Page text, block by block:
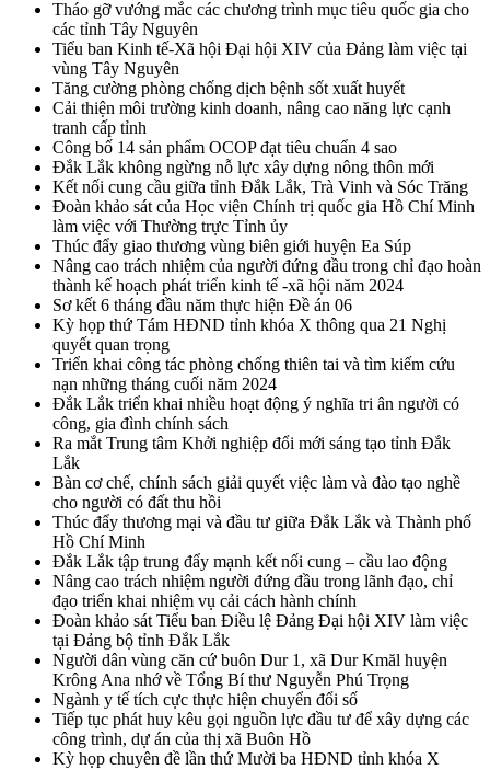
Tháo gỡ vướng mắc các chương trình mục tiêu quốc gia cho
các tỉnh Tây Nguyên
Tiểu ban Kinh tế-Xã hội Đại hội XIV của Đảng làm việc tại
vùng Tây Nguyên
Tăng cường phòng chống dịch bệnh sốt xuất huyết
Cải thiện môi trường kinh doanh, nâng cao năng lực cạnh
tranh cấp tỉnh
Công bố 14 sản phẩm OCOP đạt tiêu chuẩn 4 sao
Đắk Lắk không ngừng nỗ lực xây dựng nông thôn mới
Kết nối cung cầu giữa tỉnh Đắk Lắk, Trà Vinh và Sóc Trăng
Đoàn khảo sát của Học viện Chính trị quốc gia Hồ Chí Minh
làm việc với Thường trực Tỉnh ủy
Thúc đẩy giao thương vùng biên giới huyện Ea Súp
Nâng cao trách nhiệm của người đứng đầu trong chỉ đạo hoàn
thành kế hoạch phát triển kinh tế -xã hội năm 2024
Sơ kết 6 tháng đầu năm thực hiện Đề án 06
Kỳ họp thứ Tám HĐND tỉnh khóa X thông qua 21 Nghị
quyết quan trọng
Triển khai công tác phòng chống thiên tai và tìm kiếm cứu
nạn những tháng cuối năm 2024
Đắk Lắk triển khai nhiều hoạt động ý nghĩa tri ân người có
công, gia đình chính sách
Ra mắt Trung tâm Khởi nghiệp đổi mới sáng tạo tỉnh Đắk
Lắk
Bàn cơ chế, chính sách giải quyết việc làm và đào tạo nghề
cho người có đất thu hồi
Thúc đẩy thương mại và đầu tư giữa Đắk Lắk và Thành phố
Hồ Chí Minh
Đắk Lắk tập trung đẩy mạnh kết nối cung – cầu lao động
Nâng cao trách nhiệm người đứng đầu trong lãnh đạo, chỉ
đạo triển khai nhiệm vụ cải cách hành chính
Đoàn khảo sát Tiểu ban Điều lệ Đảng Đại hội XIV làm việc
tại Đảng bộ tỉnh Đắk Lắk
Người dân vùng căn cứ buôn Dur 1, xã Dur Kmăl huyện
Krông Ana nhớ về Tổng Bí thư Nguyễn Phú Trọng
Ngành y tế tích cực thực hiện chuyển đổi số
Tiếp tục phát huy kêu gọi nguồn lực đầu tư để xây dựng các
công trình, dự án của thị xã Buôn Hồ
Kỳ họp chuyên đề lần thứ Mười ba HĐND tỉnh khóa X